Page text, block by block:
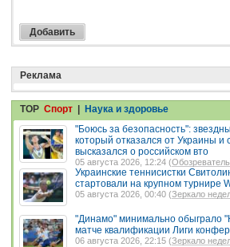
Реклама
TOP Спорт | Наука и здоровье
"Боюсь за безопасность":
который отказался от Украины и
высказался о российском вто
05 августа 2026, 12:24 (Обозреватель
Украинские теннисистки
стартовали на крупном турнире
05 августа 2026, 00:40 (Зеркало
"Динамо" минимально обыграло
матче квалификации Лиги
06 августа 2026, 22:15 (Зеркало